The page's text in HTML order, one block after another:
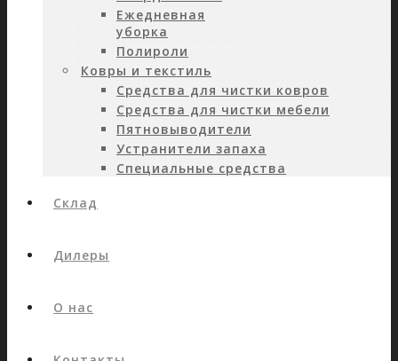
Ежедневная
уборка
Полироли
Ковры и текстиль
Средства для чистки ковров
Средства для чистки мебели
Пятновыводители
Устранители запаха
Специальные средства
Склад
Дилеры
О нас